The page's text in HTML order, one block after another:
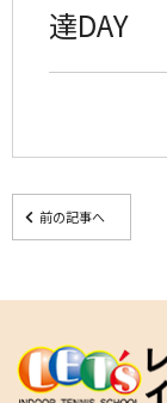
達DAY
前の記事へ